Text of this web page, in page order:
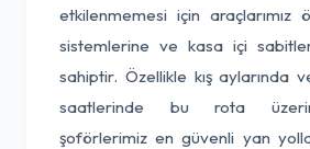
etkilenmemesi için araçlarımız
sistemlerine ve kasa içi
sahiptir. Özellikle kış aylarında
saatlerinde bu rota
şoförlerimiz en güvenli yan